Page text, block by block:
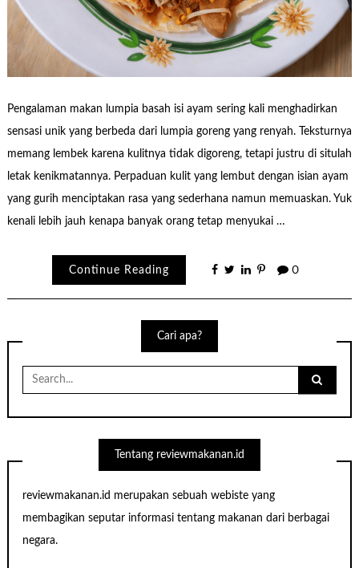
Pengalaman makan lumpia basah isi ayam sering kali menghadirkan
sensasi unik yang berbeda dari lumpia goreng yang renyah. Teksturnya
memang lembek karena kulitnya tidak digoreng, tetapi justru di situlah
letak kenikmatannya. Perpaduan kulit yang lembut dengan isian ayam
yang gurih menciptakan rasa yang sederhana namun memuaskan. Yuk
kenali lebih jauh kenapa banyak orang tetap menyukai …
Continue Reading 0
Cari apa?
Search
for:
Tentang reviewmakanan.id
reviewmakanan.id merupakan sebuah webiste yang
membagikan seputar informasi tentang makanan dari berbagai
negara.